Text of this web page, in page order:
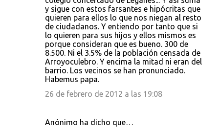
y sigue con estos farsantes e hipócritas que
quieren para ellos lo que nos niegan al resto
de ciudadanos. Y entiendo por tanto que si
lo quieren para sus hijos y ellos mismos es
porque consideran que es bueno. 300 de
8.500. Ni el 3.5% de la población censada de
Arroyoculebro. Y encima la mitad ni eran del
barrio. Los vecinos se han pronunciado.
Habemus papa.
26 de febrero de 2012 a las 19:08
Anónimo ha dicho que…